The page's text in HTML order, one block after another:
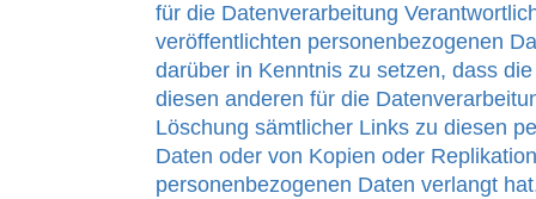
für die Datenverarbeitung
veröffentlichten personenbezogenen
darüber in Kenntnis zu setzen, dass
diesen anderen für die
Löschung sämtlicher Links zu diesen
Daten oder von Kopien oder
personenbezogenen Daten verlangt